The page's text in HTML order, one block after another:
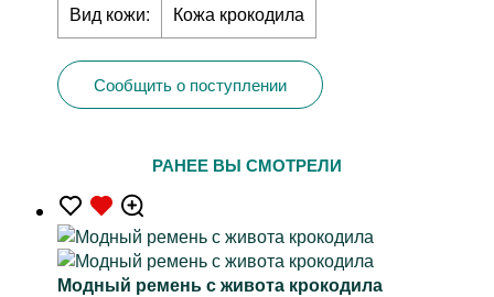
Вид кожи:
Кожа крокодила
Сообщить о поступлении
РАНЕЕ ВЫ СМОТРЕЛИ
Модный ремень с живота крокодила